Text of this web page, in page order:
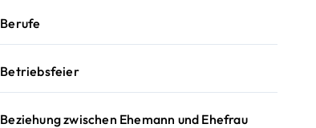
Berufe
Betriebsfeier
Beziehung zwischen Ehemann und Ehefrau